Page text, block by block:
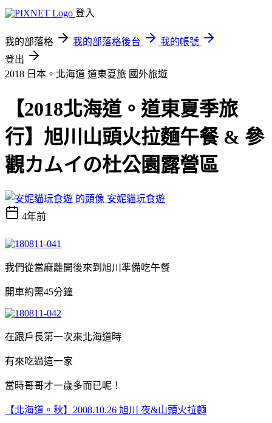
登入
我的部落格 我的部落格後台
我的帳號
登出
2018 日本。北海道 道東夏旅 國外旅遊
【2018北海道。道東夏季旅
行】旭川山頭火拉麵午餐 & 參
觀カムイの杜公園露營區
安妮貓玩食遊
4年前
我們從當麻離開後來到旭川準備吃午餐
開車約需45分鐘
在跟戶長第一次來北海道時
有來吃過這一家
當時哥哥才一歲多而已呢！
【北海道。秋】2008.10.26 旭川 夜&山頭火拉麵